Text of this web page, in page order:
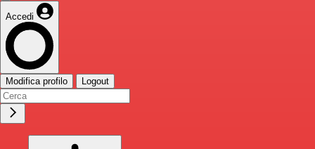
Accedi
Modifica profilo Logout